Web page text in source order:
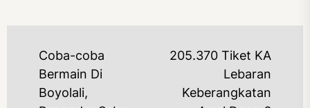
NAVIGASI
POS
Coba-coba
Bermain Di
Boyolali,
205.370 Tiket KA
Lebaran
Keberangkatan